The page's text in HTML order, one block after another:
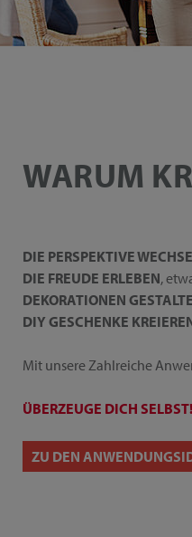
WARUM
DIE PERSPEKTIVE
DIE FREUDE ERLEBEN,
DEKORATIONEN
DIY GESCHENKE
Mit unsere Zahlreiche
ÜBERZEUGE DICH SELBST!
ZU DEN